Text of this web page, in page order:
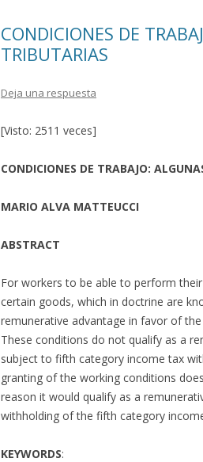
CONDICIONES DE
TRIBUTARIAS
Deja una respuesta
[Visto: 2511 veces]
CONDICIONES DE TRABAJO:
MARIO ALVA MATTEUCCI
ABSTRACT
For workers to be able to perform
certain goods, which in doctrine are
remunerative advantage in favor of
These conditions do not qualify as a
subject to fifth category income tax
granting of the working conditions
reason it would qualify as a
withholding of the fifth category
KEYWORDS: